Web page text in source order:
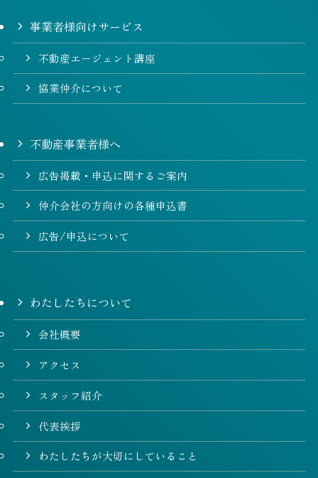
事業者様向けサービス
不動産エージェント講座
協業仲介について
不動産事業者様へ
広告掲載・申込に関するご案内
仲介会社の方向けの各種申込書
広告/申込について
わたしたちについて
会社概要
アクセス
スタッフ紹介
代表挨拶
わたしたちが大切にしていること